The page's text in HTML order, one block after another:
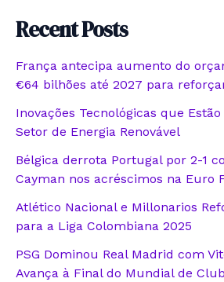
Recent Posts
França antecipa aumento do
€64 bilhões até 2027 para
Inovações Tecnológicas que
Setor de Energia Renovável
Bélgica derrota Portugal por 2-1
Cayman nos acréscimos na Euro
Atlético Nacional e Millonarios
para a Liga Colombiana 2025
PSG Dominou Real Madrid com
Avança à Final do Mundial de